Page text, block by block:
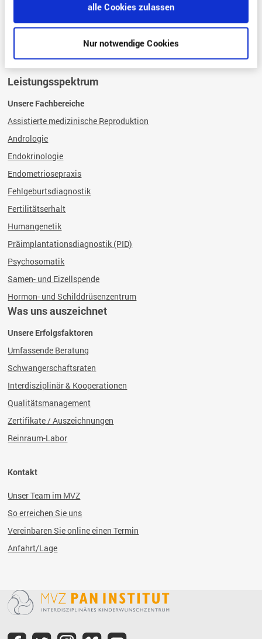
alle Cookies zulassen
Nur notwendige Cookies
FAQ – Die häufigsten Fragen zur Kinderwunschbehandlung
Glossar
Leistungsspektrum
Unsere Fachbereiche
Assistierte medizinische Reproduktion
Andrologie
Endokrinologie
Endometriosepraxis
Fehlgeburtsdiagnostik
Fertilitätserhalt
Humangenetik
Präimplantationsdiagnostik (PID)
Psychosomatik
Samen- und Eizellspende
Hormon- und Schilddrüsenzentrum
Was uns auszeichnet
Unsere Erfolgsfaktoren
Umfassende Beratung
Schwangerschaftsraten
Interdisziplinär & Kooperationen
Qualitätsmanagement
Zertifikate / Auszeichnungen
Reinraum-Labor
Kontakt
Unser Team im MVZ
So erreichen Sie uns
Vereinbaren Sie online einen Termin
Anfahrt/Lage